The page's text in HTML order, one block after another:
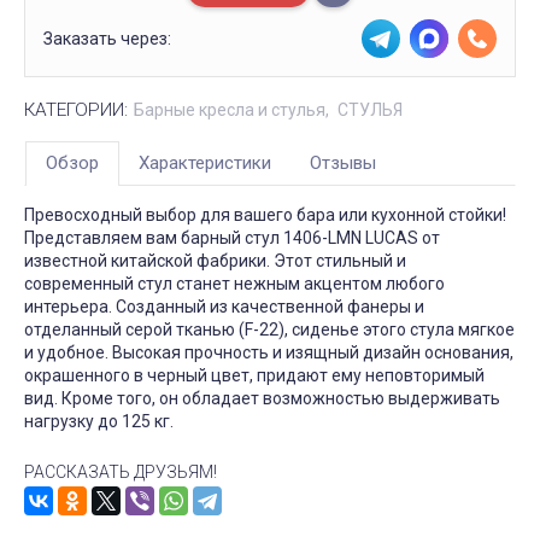
Заказать через:
КАТЕГОРИИ: Барные кресла и стулья СТУЛЬЯ
Обзор Характеристики Отзывы
Превосходный выбор для вашего бара или кухонной стойки!
Представляем вам барный стул 1406-LMN LUCAS от
известной китайской фабрики. Этот стильный и
современный стул станет нежным акцентом любого
интерьера. Созданный из качественной фанеры и
отделанный серой тканью (F-22), сиденье этого стула мягкое
и удобное. Высокая прочность и изящный дизайн основания,
окрашенного в черный цвет, придают ему неповторимый
вид. Кроме того, он обладает возможностью выдерживать
нагрузку до 125 кг.
РАССКАЗАТЬ ДРУЗЬЯМ!